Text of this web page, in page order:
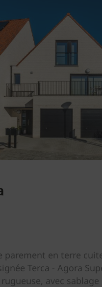
parement en terre
Terca - Agora
avec sablage